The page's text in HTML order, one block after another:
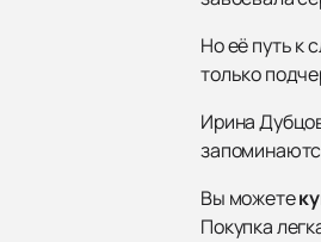
Но её путь к
только
Ирина
Вы можете
Покупка